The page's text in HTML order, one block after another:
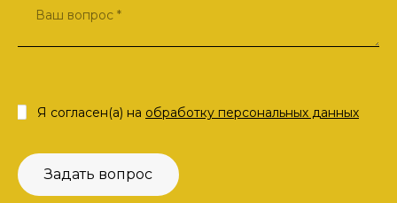
Задать вопрос
Я согласен(а) на обработку персональных данных